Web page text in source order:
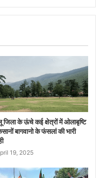
जिला के ऊंचे कई क्षेत्रों में ओलाबृष्टि
बागवानो के फंसलां की भारी
19, 2025